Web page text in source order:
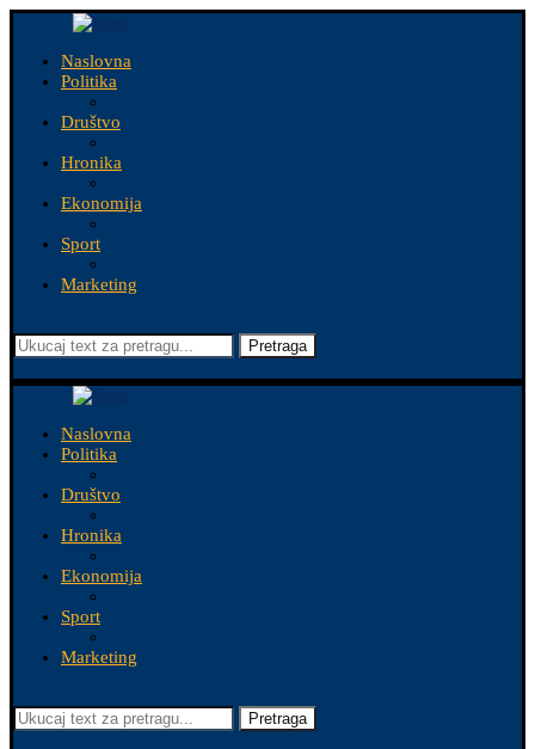
Naslovna
Politika
Društvo
Hronika
Ekonomija
Sport
Marketing
Pretraga
Naslovna
Politika
Društvo
Hronika
Ekonomija
Sport
Marketing
Pretraga